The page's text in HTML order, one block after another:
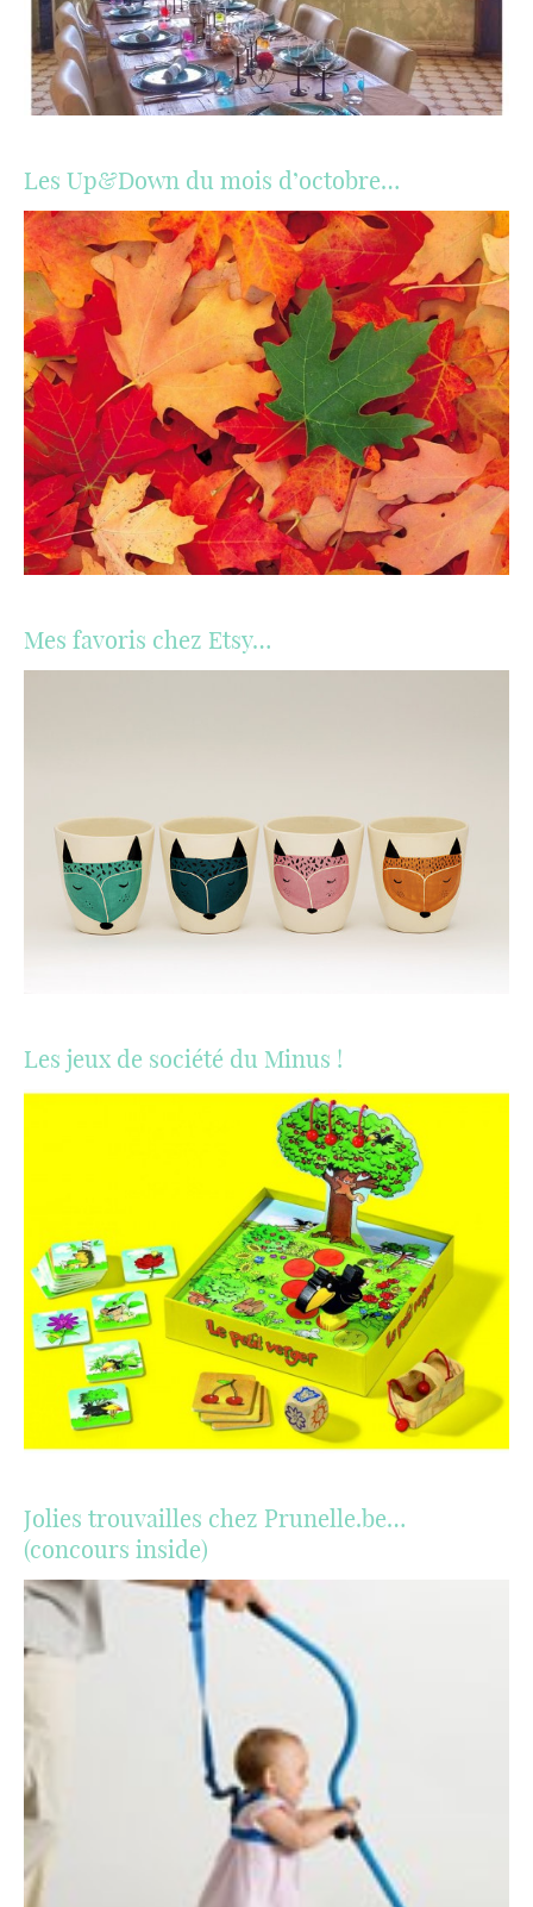
Les Up&Down du mois d’octobre…
Mes favoris chez Etsy…
Les jeux de société du Minus !
Jolies trouvailles chez Prunelle.be…
(concours inside)